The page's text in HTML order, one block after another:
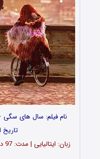
نام فیلم: سال های سگی
تاریخ